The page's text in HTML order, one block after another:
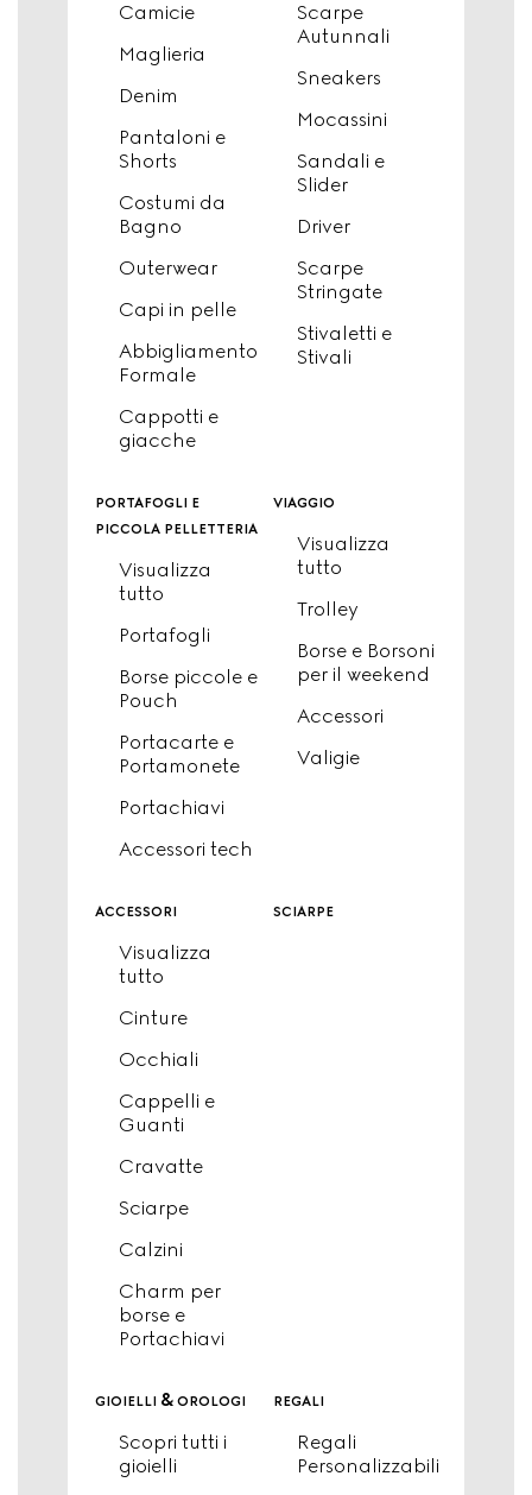
Camicie
Maglieria
Denim
Pantaloni e
Shorts
Costumi da
Bagno
Outerwear
Capi in pelle
Abbigliamento
Formale
Cappotti e
giacche
Scarpe
Autunnali
Sneakers
Mocassini
Sandali e
Slider
Driver
Scarpe
Stringate
Stivaletti e
Stivali
portafogli e
piccola pelletteria
Visualizza
tutto
Portafogli
Borse piccole e
Pouch
Portacarte e
Portamonete
Portachiavi
Accessori tech
viaggio
Visualizza
tutto
Trolley
Borse e Borsoni
per il weekend
Accessori
Valigie
accessori
Visualizza
tutto
Cinture
Occhiali
Cappelli e
Guanti
Cravatte
Sciarpe
Calzini
Charm per
borse e
Portachiavi
sciarpe
gioielli & orologi
Scopri tutti i
gioielli
regali
Regali
Personalizzabili